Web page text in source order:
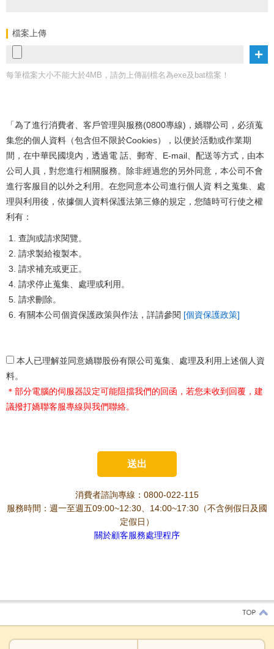
檔案上傳
每筆檔案大小不能大於4MB，請勿上傳副檔名為exe及bat檔案！
「為了進行消費者、客戶管理與服務(0800專線)，嬌聯公司，必須蒐
集您的個人資料（包含但不限於Cookies），以便於活動或作業期
間，在中華民國境內，透過電 話、郵寄、E-mail、配送等方式，由本
公司人員，對您進行相關服務。除非經過您的另外同意，本公司不會
進行客服目的以外之利用。在您同意本公司進行個人資 料之蒐集、處
理與利用後，依據個人資料保護法第三條的規定，您隨時可行使之權
利有：
查詢或請求閱覽。
請求製給複製本。
請求補充或更正。
請求停止蒐集、處理或利用。
請求刪除。
有關本公司個資保護政策與作法，詳請參閱 [個資保護政策]
本人已理解並同意嬌聯股份有限公司蒐集、處理及利用上述個人資
料。
＊部分電腦的伺服器設定可能阻擋我們的回函，若您未收到回覆，建
議撥打嬌聯客服專線與我們聯絡。
消費者諮詢專線：0800-022-115
服務時間：週一至週五09:00~12:30、14:00~17:30（不含例假日及國
定假日）
關於顧客服務處理程序